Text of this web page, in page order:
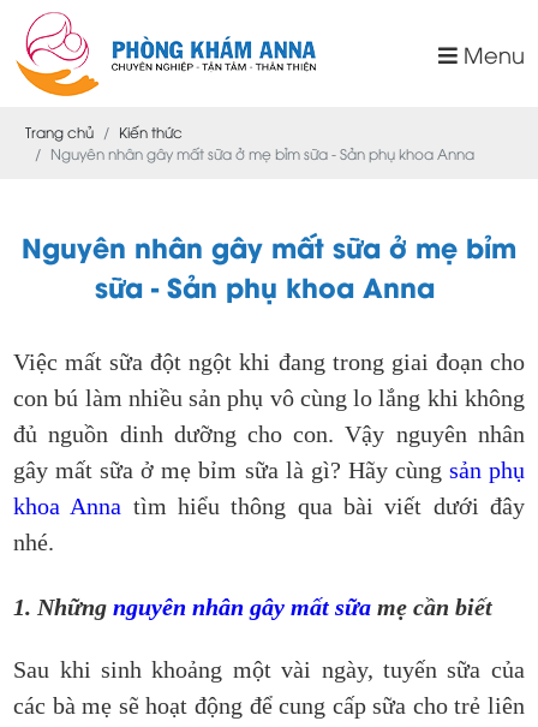
Menu
Trang chủ
Kiến thức
Nguyên nhân gây mất sữa ở mẹ bỉm sữa - Sản phụ khoa Anna
Nguyên nhân gây mất sữa ở mẹ bỉm
sữa - Sản phụ khoa Anna
Việc mất sữa đột ngột khi đang trong giai đoạn cho
con bú làm nhiều sản phụ vô cùng lo lắng khi không
đủ nguồn dinh dưỡng cho con. Vậy nguyên nhân
gây mất sữa ở mẹ bỉm sữa là gì? Hãy cùng sản phụ
khoa Anna tìm hiểu thông qua bài viết dưới đây
nhé.
1. Nhữngnguyên nhân gây mất sữa mẹ cần biết
Sau khi sinh khoảng một vài ngày, tuyến sữa của
các bà mẹ sẽ hoạt động để cung cấp sữa cho trẻ liên